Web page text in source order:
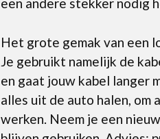
Het grote gemak van een
Je gebruikt namelijk de
en gaat jouw kabel langer
alles uit de auto halen,
werken. Neem je een